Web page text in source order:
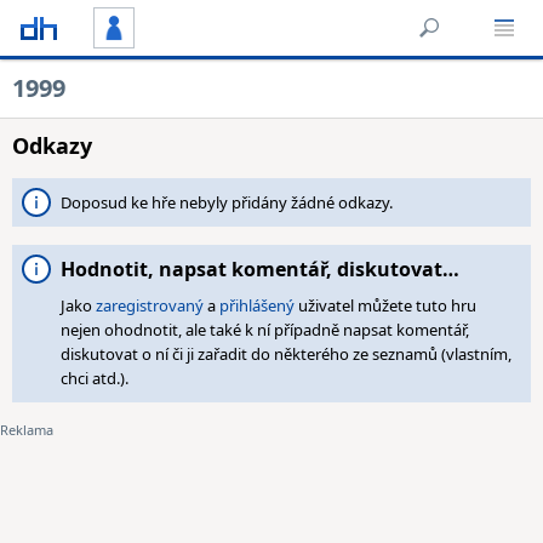
1999
Odkazy
Doposud ke hře nebyly přidány žádné odkazy.
Hodnotit, napsat komentář, diskutovat…
Jakozaregistrovanýa přihlášený uživatel můžete tuto hru
nejen ohodnotit, ale také k ní případně napsat komentář,
diskutovat o ní či ji zařadit do některého ze seznamů (vlastním,
chci atd.).